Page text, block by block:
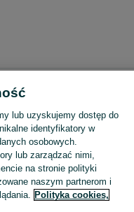
Skorzystaj z największego serwisu ogłoszeniowego - Zawadka i okolice! Kupuj to, czego pragniesz i sprzedawaj to, czego już nie potrzebujesz! Zobacz
lub uzyskujemy dostęp do
identyfikatory w
osobowych.
lub zarządzać nimi,
na stronie polityki
naszym partnerom i
Polityka cookies,